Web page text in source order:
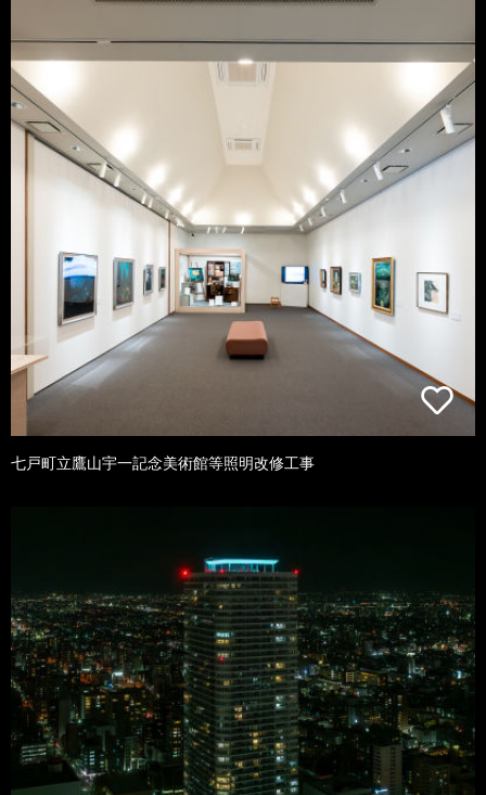
七戸町立鷹山宇一記念美術館等照明改修工事